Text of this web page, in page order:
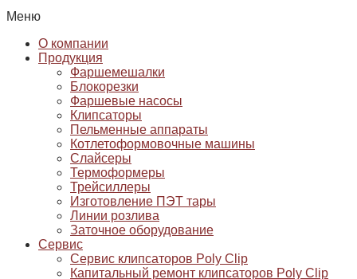
Меню
О компании
Продукция
Фаршемешалки
Блокорезки
Фаршевые насосы
Клипсаторы
Пельменные аппараты
Котлетоформовочные машины
Слайсеры
Термоформеры
Трейсиллеры
Изготовление ПЭТ тары
Линии розлива
Заточное оборудование
Сервис
Сервис клипсаторов Poly Clip
Капитальный ремонт клипсаторов Poly Clip